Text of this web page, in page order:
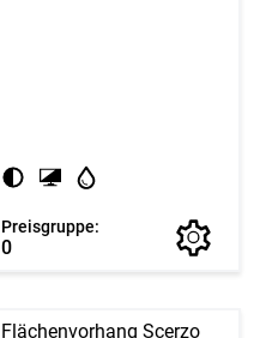
Preisgruppe:
0
Flächenvorhang Scerzo